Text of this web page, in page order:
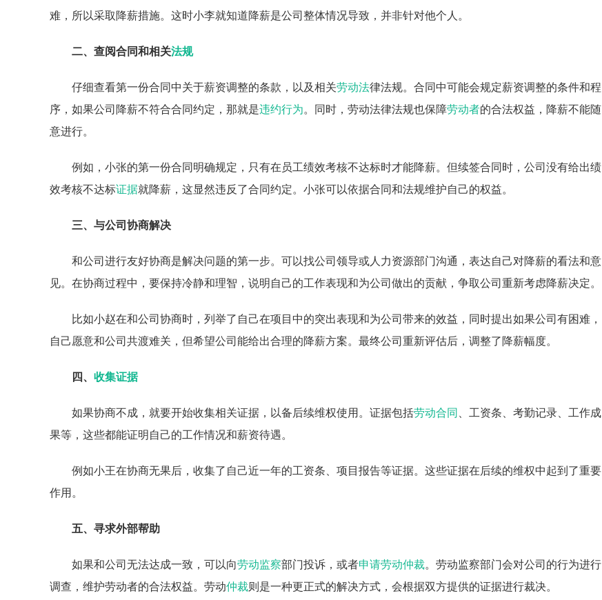
难，所以采取降薪措施。这时小李就知道降薪是公司整体情况导致，并非针对他个人。
二、查阅合同和相关法规
仔细查看第一份合同中关于薪资调整的条款，以及相关劳动法律法规。合同中可能会规定薪资调整的条件和程
序，如果公司降薪不符合合同约定，那就是违约行为。同时，劳动法律法规也保障劳动者的合法权益，降薪不能随
意进行。
例如，小张的第一份合同明确规定，只有在员工绩效考核不达标时才能降薪。但续签合同时，公司没有给出绩
效考核不达标证据就降薪，这显然违反了合同约定。小张可以依据合同和法规维护自己的权益。
三、与公司协商解决
和公司进行友好协商是解决问题的第一步。可以找公司领导或人力资源部门沟通，表达自己对降薪的看法和意
见。在协商过程中，要保持冷静和理智，说明自己的工作表现和为公司做出的贡献，争取公司重新考虑降薪决定。
比如小赵在和公司协商时，列举了自己在项目中的突出表现和为公司带来的效益，同时提出如果公司有困难，
自己愿意和公司共渡难关，但希望公司能给出合理的降薪方案。最终公司重新评估后，调整了降薪幅度。
四、 收集证据
如果协商不成，就要开始收集相关证据，以备后续维权使用。证据包括劳动合同
、工资条、考勤记录、工作成
果等，这些都能证明自己的工作情况和薪资待遇。
例如小王在协商无果后，收集了自己近一年的工资条、项目报告等证据。这些证据在后续的维权中起到了重要
作用。
五、寻求外部帮助
如果和公司无法达成一致，可以向劳动监察部门投诉，或者申请劳动仲裁。劳动监察部门会对公司的行为进行
调查，维护劳动者的合法权益。劳动仲裁则是一种更正式的解决方式，会根据双方提供的证据进行裁决。